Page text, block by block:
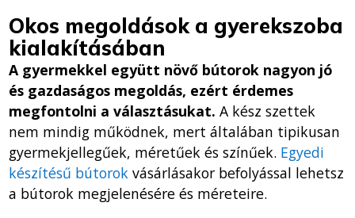
Okos megoldások a gyerekszoba
kialakításában
A gyermekkel együtt növő bútorok nagyon jó
és gazdaságos megoldás, ezért érdemes
megfontolni a választásukat. A kész szettek
nem mindig működnek, mert általában tipikusan
gyermekjellegűek, méretűek és színűek. Egyedi
készítésű bútorok vásárlásakor befolyással lehetsz
a bútorok megjelenésére és méreteire.